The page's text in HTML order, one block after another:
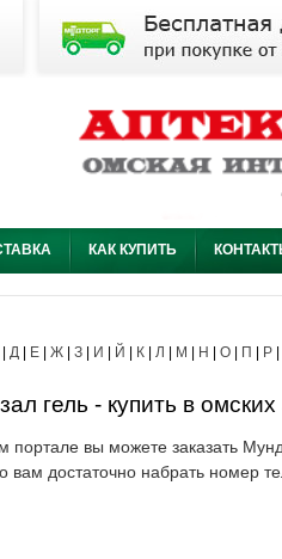
КАК КУПИТЬ
Д Е Ж З И Й К Л М Н О П Р
гель - купить в омских
портале вы можете заказать
вам достаточно набрать номер